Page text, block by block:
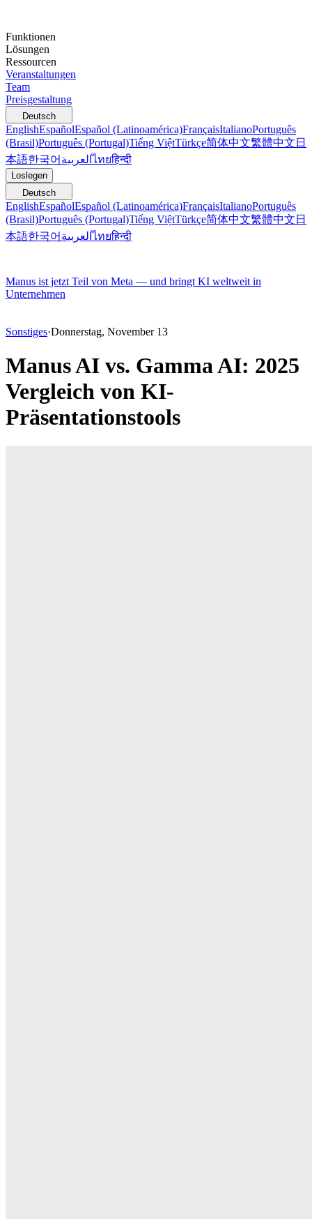
Funktionen
Lösungen
Ressourcen
Veranstaltungen
Team
Preisgestaltung
Deutsch
EnglishEspañolEspañol (Latinoamérica)FrançaisItalianoPortuguês
(Brasil)Português (Portugal)Tiếng ViệtTürkçe简体中文繁體中文 日
本語한국어 العربيةไทยहिन्दी
Loslegen
Deutsch
EnglishEspañolEspañol (Latinoamérica)FrançaisItalianoPortuguês
(Brasil)Português (Portugal)Tiếng ViệtTürkçe简体中文繁體中文 日
本語한국어 العربيةไทยहिन्दी
Manus ist jetzt Teil von Meta — und bringt KI weltweit in
Unternehmen
Sonstiges·Donnerstag, November 13
Manus AI vs. Gamma AI: 2025
Vergleich von KI-
Präsentationstools